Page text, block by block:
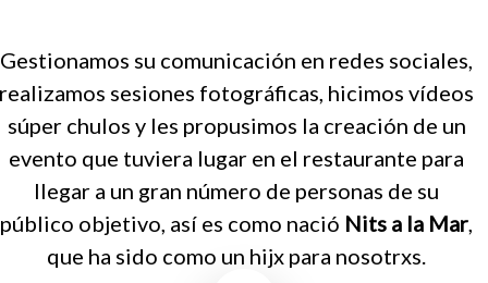
Gestionamos su comunicación en redes sociales,
realizamos sesiones fotográficas, hicimos vídeos
súper chulos y les propusimos la creación de un
evento que tuviera lugar en el restaurante para
llegar a un gran número de personas de su
público objetivo, así es como nació Nits a la Mar,
que ha sido como un hijx para nosotrxs.
Play Video